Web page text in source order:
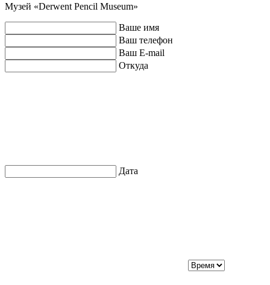
Музей «Derwent Pencil Museum»
Ваше имя
Ваш телефон
Ваш E-mail
Откуда
Дата